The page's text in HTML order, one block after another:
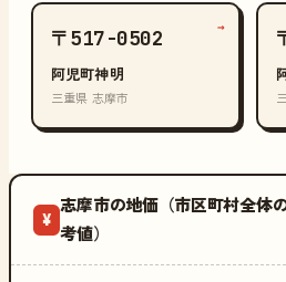
〒517-0502
阿児町神明
三重県 志摩市
→
¥
志摩市の地価（市区町村全体
考値）